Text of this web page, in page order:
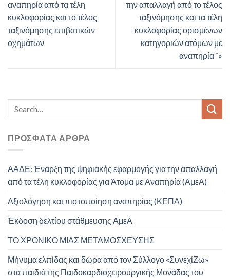
αναπηρία από τα τέλη
κυκλοφορίας και το τέλος
ταξινόμησης επιβατικών
οχημάτων
την απαλλαγή από το τέλος
ταξινόμησης και τα τέλη
κυκλοφορίας ορισμένων
κατηγοριών ατόμων με
αναπηρία ¨»
ΠΡΌΣΦΑΤΑ ΆΡΘΡΑ
ΑΑΔΕ: Έναρξη της ψηφιακής εφαρμογής για την απαλλαγή
από τα τέλη κυκλοφορίας για Άτομα με Αναπηρία (ΑμεΑ)
Αξιολόγηση και πιστοποίηση αναπηρίας (ΚΕΠΑ)
Έκδοση δελτίου στάθμευσης ΑμεΑ
ΤΟ ΧΡΟΝΙΚΟ ΜΙΑΣ ΜΕΤΑΜΟΣΧΕΥΣΗΣ
Μήνυμα ελπίδας και δώρα από τον Σύλλογο «ΣυνεχίΖω»
στα παιδιά της Παιδοκαρδιοχειρουργικής Μονάδας του